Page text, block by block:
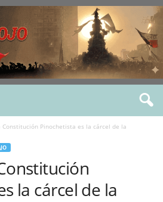
Constitución Pinochetista es la cárcel de la
la cárcel de la